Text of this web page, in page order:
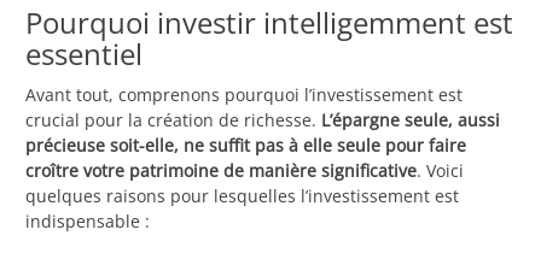
Pourquoi investir intelligemment est
essentiel
Avant tout, comprenons pourquoi l’investissement est
crucial pour la création de richesse. L’épargne seule, aussi
précieuse soit-elle, ne suffit pas à elle seule pour faire
croître votre patrimoine de manière significative. Voici
quelques raisons pour lesquelles l’investissement est
indispensable :